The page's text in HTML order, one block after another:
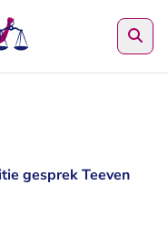
gesprek Teeven